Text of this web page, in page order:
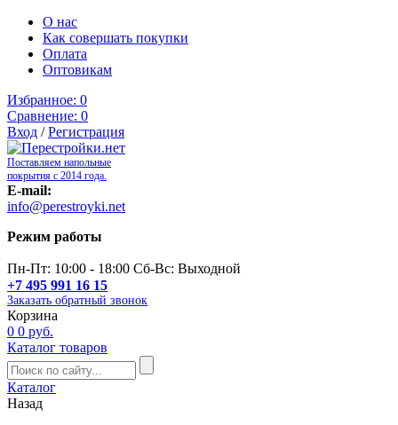
О нас
Как совершать покупки
Оплата
Оптовикам
Избранное: 0
Сравнение: 0
Вход /Регистрация
Поставляем напольные
покрытия с 2014 года.
E-mail:
info@perestroyki.net
Режим работы
Пн-Пт: 10:00 - 18:00 Сб-Вс: Выходной
+7 495 991 16 15
Заказать обратный звонок
Корзина
0 0 руб.
Каталог товаров
Каталог
Назад